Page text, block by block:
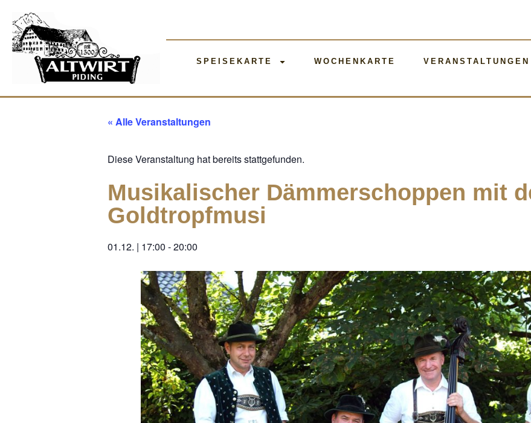
SPEISEKARTE WOCHENKARTE VERANSTALTUNGEN
« Alle Veranstaltungen
Diese Veranstaltung hat bereits stattgefunden.
Musikalischer Dämmerschoppen mit
Goldtropfmusi
01.12. | 17:00 -20:00